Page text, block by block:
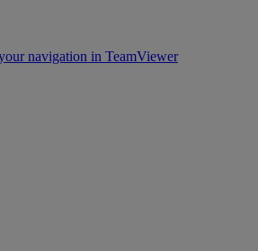
navigation in TeamViewer